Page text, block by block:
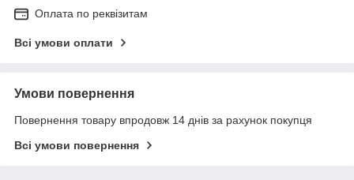
Оплата по реквізитам
Всі умови оплати
Умови повернення
Повернення товару впродовж 14 днів за рахунок покупця
Всі умови повернення